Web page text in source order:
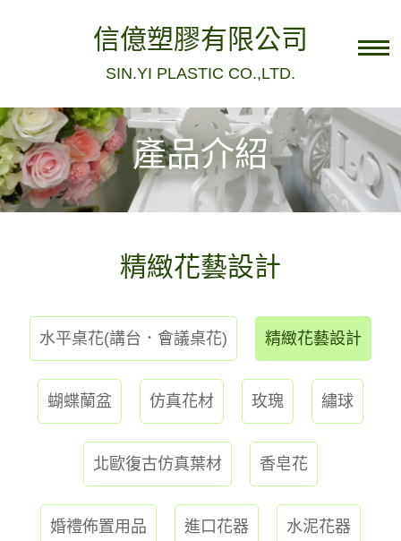
信億塑膠有限公司
SIN.YI PLASTIC CO.,LTD.
電話：04-8836922 Facebook粉絲團
民族店
民生店
關於我們
最新消息
產品介紹
精緻花藝設計
水平桌花(講台．會議桌花) 精緻花藝設計
蝴蝶蘭盆 仿真花材 玫瑰 繡球
北歐復古仿真葉材 香皂花
婚禮佈置用品 進口花器 水泥花器